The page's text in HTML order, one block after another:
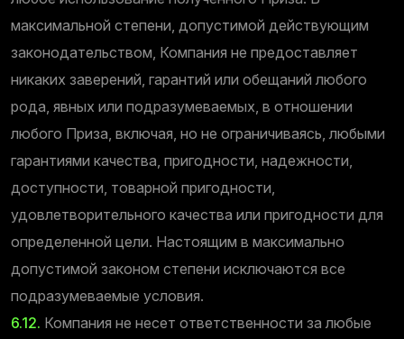
максимальной степени, допустимой действующим
законодательством, Компания не предоставляет
никаких заверений, гарантий или обещаний любого
рода, явных или подразумеваемых, в отношении
любого Приза, включая, но не ограничиваясь, любыми
гарантиями качества, пригодности, надежности,
доступности, товарной пригодности,
удовлетворительного качества или пригодности для
определенной цели. Настоящим в максимально
допустимой законом степени исключаются все
подразумеваемые условия.
6.12. Компания не несет ответственности за любые